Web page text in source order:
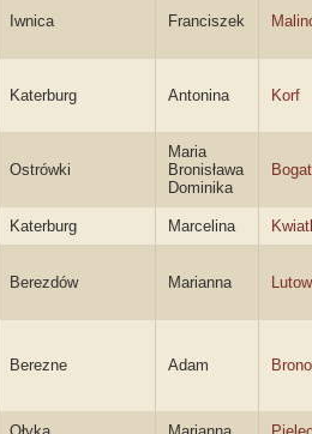
Iwnica Franciszek
Katerburg Antonina Korf
Ostrówki
Maria
Bronisława
Dominika
Katerburg Marcelina
Berezdów Marianna
Berezne Adam